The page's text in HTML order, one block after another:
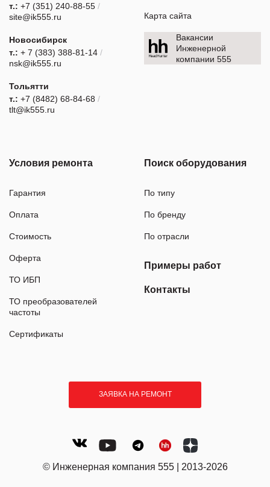
т.: +7 (351) 240-88-55 /
site@ik555.ru
Новосибирск
т.: + 7 (383) 388-81-14 /
nsk@ik555.ru
Тольятти
т.: +7 (8482) 68-84-68 /
tlt@ik555.ru
Карта сайта
Вакансии
Инженерной
компании 555
Условия ремонта
Гарантия
Оплата
Стоимость
Оферта
ТО ИБП
ТО преобразователей
частоты
Сертификаты
Поиск оборудования
По типу
По бренду
По отрасли
Примеры работ
Контакты
ЗАЯВКА НА РЕМОНТ
© Инженерная компания 555 | 2013-2026